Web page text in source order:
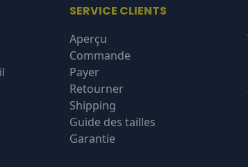
SERVICE CLIENTS
Aperçu
Commande
Payer
Retourner
Shipping
Guide des tailles
Garantie